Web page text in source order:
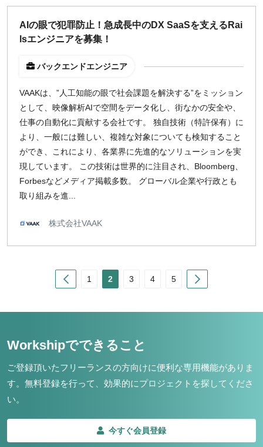
AIの眼で犯罪防止！急成長中のDX SaaSを支えるRai
lsエンジニアを募集！
バックエンドエンジニア
VAAKは、”人工知能の眼で社会課題を解決する”をミッション
として、映像解析AIで空間をデータ化し、街なかの安全や、
仕事の自動化に貢献する会社です。 独自技術（特許保有）に
より、一般には難しい、複雑な対象についても検知すること
ができ、これにより、各業界に先進的なソリューションを実
現しています。 この技術は世界的に注目され、Bloomberg、
Forbesなどメディア掲載多数。 グローバル企業や行政とも
取り組みを進...
株式会社VAAK
Prev1 2 3 4 5
Workshipでできること
ご登録頂いたフリーランスの方向けに便利な専用機能がありま
す。 無料登録を行って、効果的にプロジェクトを探してくださ
い。
今すぐ会員登録